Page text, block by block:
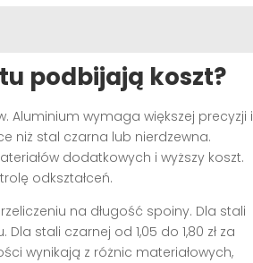
podbijają koszt?
Aluminium wymaga większej precyzji i
niż stal czarna lub nierdzewna.
dodatkowych i wyższy koszt.
odkształceń.
na długość spoiny. Dla stali
stali czarnej od 1,05 do 1,80 zł za
wynikają z różnic materiałowych,